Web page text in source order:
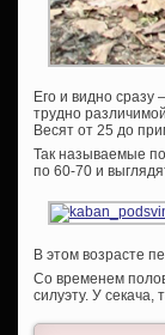
Его и видно сразу
трудно
Весят от 25 до
Так называемые
по 60-70 и
В этом возрасте
Со временем
силуэту. У секача,